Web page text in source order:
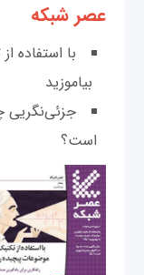
عصر شبکه
با استفاده
بیاموزید
جزئی‌نگریی
است؟